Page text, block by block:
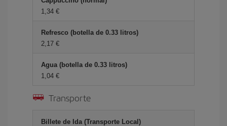
1,34 €
Refresco (botella de 0.33 litros)
2,17 €
Agua (botella de 0.33 litros)
1,04 €
Transporte
Billete de Ida (Transporte Local)